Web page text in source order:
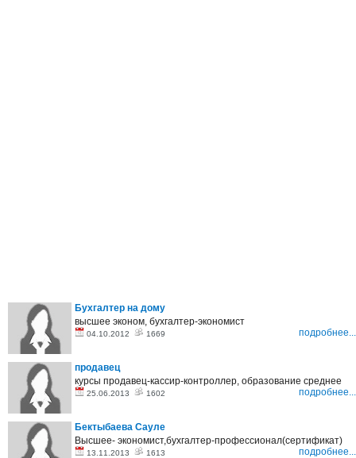
Бухгалтер на дому
высшее эконом, бухгалтер-экономист
04.10.2012 1669 подробнее...
продавец
курсы продавец-кассир-контроллер, образование среднее
25.06.2013 1602 подробнее...
Бектыбаева Сауле
Высшее- экономист,бухгалтер-профессионал(сертификат)
13.11.2013 1613 подробнее...